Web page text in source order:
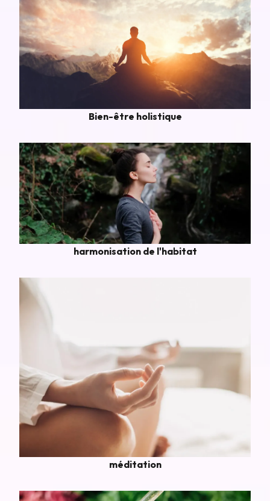
Bien-être holistique
harmonisation de l'habitat
méditation